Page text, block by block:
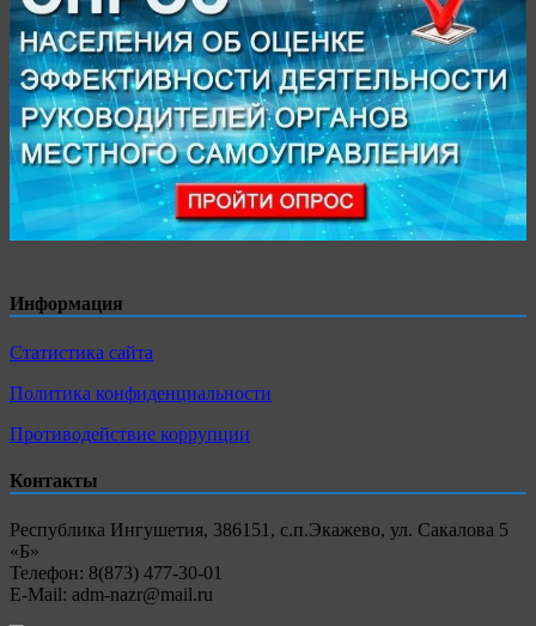
Информация
Статистика сайта
Политика конфиденциальности
Противодействие коррупции
Контакты
Республика Ингушетия, 386151, с.п.Экажево, ул. Сакалова 5
«Б»
Телефон: 8(873) 477-30-01
E-Mail: adm-nazr@mail.ru